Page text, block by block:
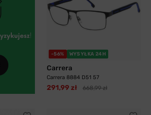
-56% WYSYŁKA 24H
Carrera
Carrera 8884 D51 57
291,99 zł 668,99 zł